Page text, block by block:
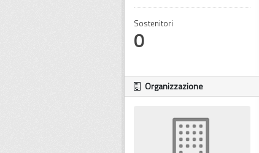
Sostenitori
0
Organizzazione